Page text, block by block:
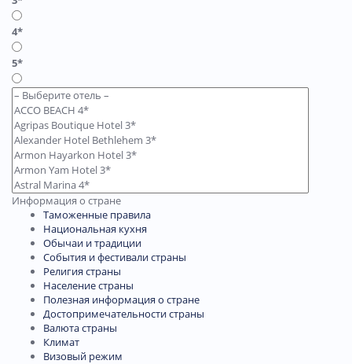
4*
5*
Информация о стране
Таможенные правила
Национальная кухня
Обычаи и традиции
События и фестивали страны
Религия страны
Население страны
Полезная информация о стране
Достопримечательности страны
Валюта страны
Климат
Визовый режим